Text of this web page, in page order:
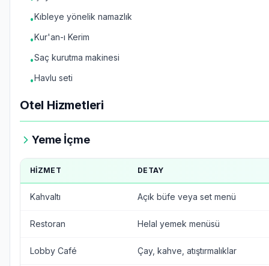
•Kıbleye yönelik namazlık
•Kur'an-ı Kerim
•Saç kurutma makinesi
•Havlu seti
Otel Hizmetleri
Yeme İçme
HIZMET DETAY
Kahvaltı Açık büfe veya set menü
Restoran Helal yemek menüsü
Lobby Café Çay, kahve, atıştırmalıklar